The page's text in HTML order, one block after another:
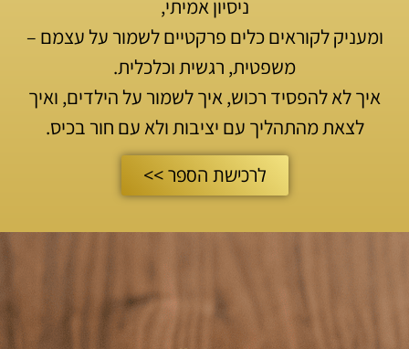
ניסיון אמיתי,
ומעניק לקוראים כלים פרקטיים לשמור על עצמם –
משפטית, רגשית וכלכלית.
איך לא להפסיד רכוש, איך לשמור על הילדים, ואיך
לצאת מהתהליך עם יציבות ולא עם חור בכיס.
לרכישת הספר >>